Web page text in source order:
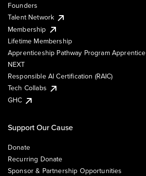
Founders
Talent Network
Membership
Lifetime Membership
Apprenticeship Pathway Program Apprentice
NEXT
Responsible AI Certification (RAIC)
Tech Collabs
GHC
Support Our Cause
Donate
Recurring Donate
Sponsor & Partnership Opportunities